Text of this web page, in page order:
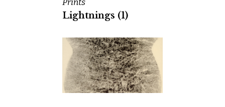
Prints
Lightnings (1)